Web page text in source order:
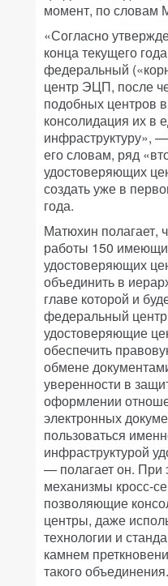
момент, по словам
«Согласно
конца текущего
федеральный
центр ЭЦП, после
подобных центров
консолидация их
инфраструктуру»,
его словам, ряд
удостоверяющих
создать уже в
года.
Матюхин полагает,
работы 150
удостоверяющих
объединить в
главе которой и
федеральный
удостоверяющие
обеспечить
обмене
уверенности в
оформлении
электронных
пользоваться
инфраструктурой
— полагает он. При
механизмы кросс-
позволяющие
центры, даже
технологии и
камнем
такого объединения.